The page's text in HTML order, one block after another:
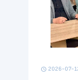
schedule2026-07-